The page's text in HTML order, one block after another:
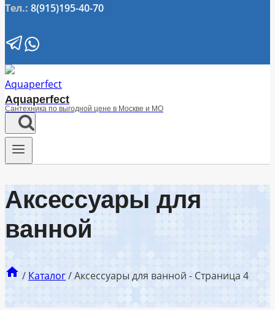
Тел.: 8(915)195-40-70
Aquaperfect
Сантехника по выгодной цене в Москве и МО
Аксессуары для
ванной
/ Каталог/Аксессуары для ванной - Страница 4